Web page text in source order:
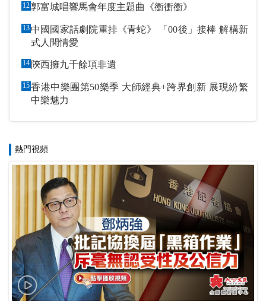
12郭富城唱響馬會年度主題曲《衝衝衝》
13 中國國家話劇院重排《青蛇》 「00後」接棒 解構新
式人間情愛
14 陝西擁九千餘項非遺
15香港中樂團第50樂季 大師經典+跨界創新 展現紛繁
中樂魅力
熱門視頻